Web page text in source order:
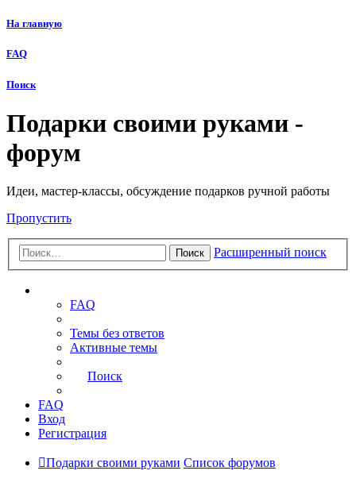
На главную
FAQ
Поиск
Подарки своими руками -
форум
Идеи, мастер-классы, обсуждение подарков ручной работы
Пропустить
Поиск Расширенный поиск
FAQ
Темы без ответов
Активные темы
Поиск
FAQ
Вход
Регистрация
Подарки своими руками Список форумов